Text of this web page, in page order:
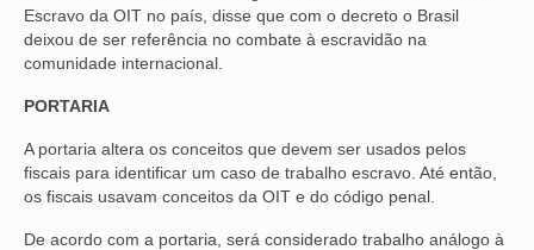
ANALISTAS JUDICIÁRIOS
ACESSIBILIDADE E INCLUSÃO
LGBTQIA+
MULHERES
Escravo da OIT no país, disse que com o decreto o Brasil
deixou de ser referência no combate à escravidão na
comunidade internacional.
PORTARIA
A portaria altera os conceitos que devem ser usados pelos
fiscais para identificar um caso de trabalho escravo. Até então,
os fiscais usavam conceitos da OIT e do código penal.
De acordo com a portaria, será considerado trabalho análogo à